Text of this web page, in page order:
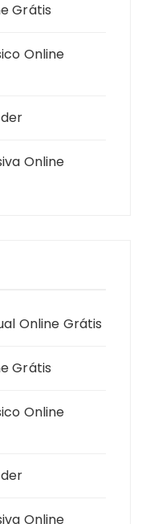
Grátis
Online
Online
Online Grátis
Grátis
Online
Online